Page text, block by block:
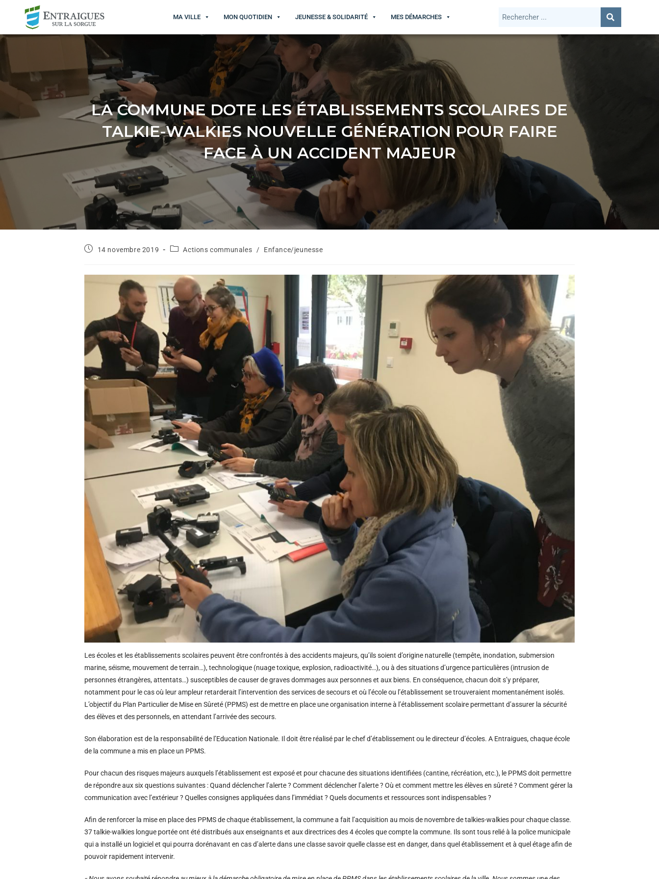
MA VILLE MON QUOTIDIEN JEUNESSE & SOLIDARITÉ MES DÉMARCHES
LA COMMUNE DOTE LES ÉTABLISSEMENTS SCOLAIRES DE
TALKIE-WALKIES NOUVELLE GÉNÉRATION POUR FAIRE
FACE À UN ACCIDENT MAJEUR
14 novembre 2019 Actions communales / Enfance/jeunesse
Les écoles et les établissements scolaires peuvent être confrontés à des accidents majeurs, qu’ils soient d’origine naturelle (tempête, inondation, submersion
marine, séisme, mouvement de terrain…), technologique (nuage toxique, explosion, radioactivité…), ou à des situations d’urgence particulières (intrusion de
personnes étrangères, attentats…) susceptibles de causer de graves dommages aux personnes et aux biens. En conséquence, chacun doit s’y préparer,
notamment pour le cas où leur ampleur retarderait l’intervention des services de secours et où l’école ou l’établissement se trouveraient momentanément isolés.
L’objectif du Plan Particulier de Mise en Sûreté (PPMS) est de mettre en place une organisation interne à l’établissement scolaire permettant d’assurer la sécurité
des élèves et des personnels, en attendant l’arrivée des secours.
Son élaboration est de la responsabilité de l’Education Nationale. Il doit être réalisé par le chef d’établissement ou le directeur d’écoles. A Entraigues, chaque école
de la commune a mis en place un PPMS.
Pour chacun des risques majeurs auxquels l’établissement est exposé et pour chacune des situations identifiées (cantine, récréation, etc.), le PPMS doit permettre
de répondre aux six questions suivantes : Quand déclencher l’alerte ? Comment déclencher l’alerte ? Où et comment mettre les élèves en sûreté ? Comment gérer la
communication avec l’extérieur ? Quelles consignes appliquées dans l’immédiat ? Quels documents et ressources sont indispensables ?
Afin de renforcer la mise en place des PPMS de chaque établissement, la commune a fait l’acquisition au mois de novembre de talkies-walkies pour chaque classe.
37 talkie-walkies longue portée ont été distribués aux enseignants et aux directrices des 4 écoles que compte la commune. Ils sont tous relié à la police municipale
qui a installé un logiciel et qui pourra dorénavant en cas d’alerte dans une classe savoir quelle classe est en danger, dans quel établissement et à quel étage afin de
pouvoir rapidement intervenir.